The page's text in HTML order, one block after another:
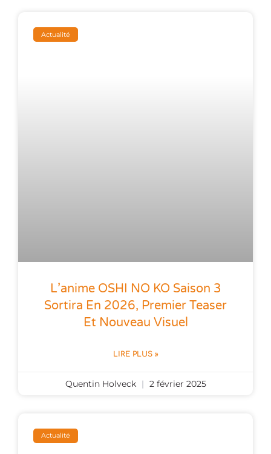
Actualité
L’anime OSHI NO KO Saison 3
Sortira En 2026, Premier Teaser
Et Nouveau Visuel
LIRE PLUS »
Quentin Holveck 2 février 2025
Actualité